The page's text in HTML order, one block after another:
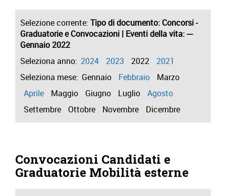
Selezione corrente: Tipo di documento: Concorsi -
Graduatorie e Convocazioni | Eventi della vita: ---
Gennaio 2022
Seleziona anno: 2024 2023 2022
2021
Seleziona mese: Gennaio Febbraio
Marzo
Aprile
Maggio Giugno Luglio
Agosto
Settembre
Ottobre Novembre Dicembre
Convocazioni Candidati e
Graduatorie Mobilità esterne